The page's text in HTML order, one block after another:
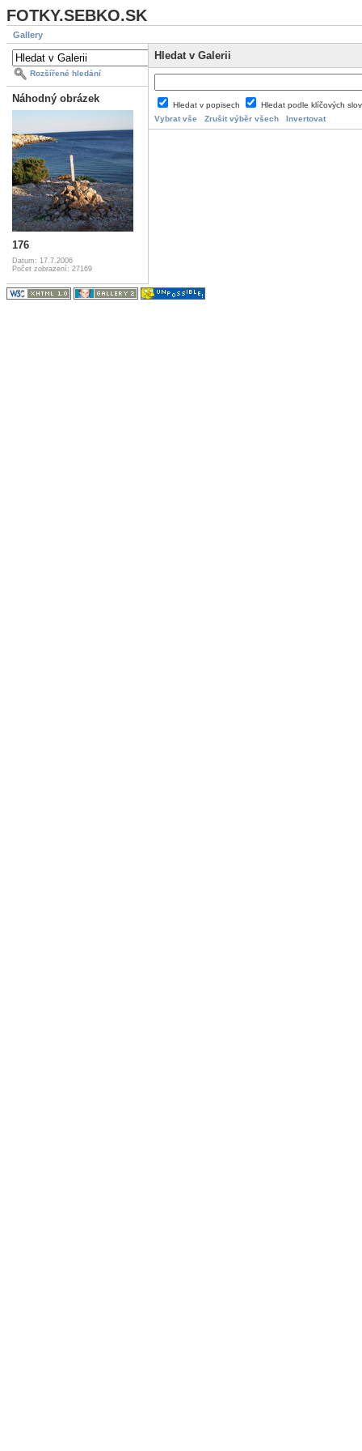
FOTKY.SEBKO.SK
Gallery
Rozšířené hledání
Náhodný obrázek
176
Datum: 17.7.2006
Počet zobrazení: 27169
Hledat v Galerii
Hledat v popisech
Hledat podle klíčových
Vybrat vše
Zrušit výběr všech Invertovat